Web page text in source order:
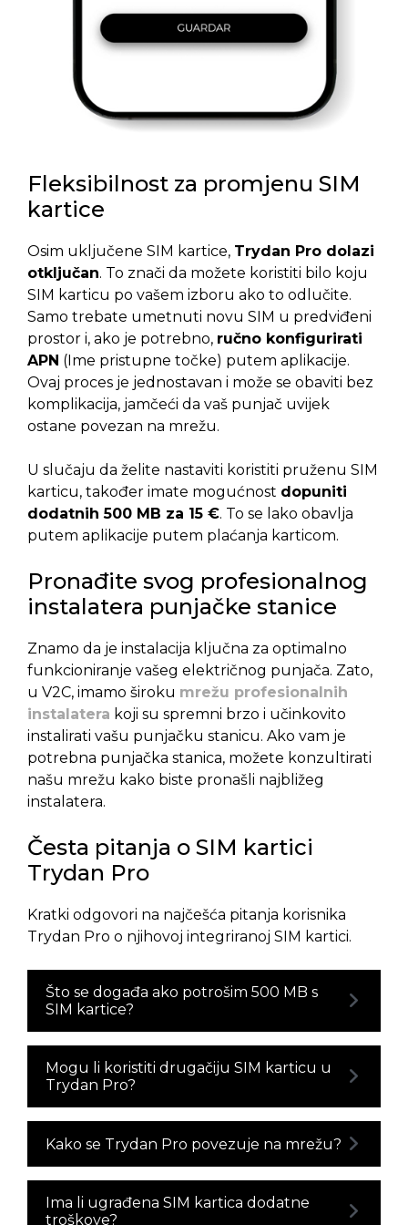
Fleksibilnost za promjenu SIM
kartice
Osim uključene SIM kartice, Trydan Pro dolazi
otključan. To znači da možete koristiti bilo koju
SIM karticu po vašem izboru ako to odlučite.
Samo trebate umetnuti novu SIM u predviđeni
prostor i, ako je potrebno, ručno konfigurirati
APN (Ime pristupne točke) putem aplikacije.
Ovaj proces je jednostavan i može se obaviti bez
komplikacija, jamčeći da vaš punjač uvijek
ostane povezan na mrežu.
U slučaju da želite nastaviti koristiti pruženu SIM
karticu, također imate mogućnost dopuniti
dodatnih 500 MB za 15 €. To se lako obavlja
putem aplikacije putem plaćanja karticom.
Pronađite svog profesionalnog
instalatera punjačke stanice
Znamo da je instalacija ključna za optimalno
funkcioniranje vašeg električnog punjača. Zato,
u V2C, imamo široku mrežu profesionalnih
instalatera koji su spremni brzo i učinkovito
instalirati vašu punjačku stanicu. Ako vam je
potrebna punjačka stanica, možete konzultirati
našu mrežu kako biste pronašli najbližeg
instalatera.
Česta pitanja o SIM kartici
Trydan Pro
Kratki odgovori na najčešća pitanja korisnika
Trydan Pro o njihovoj integriranoj SIM kartici.
Što se događa ako potrošim 500 MB s
SIM kartice?
Mogu li koristiti drugačiju SIM karticu u
Trydan Pro?
Kako se Trydan Pro povezuje na mrežu?
Ima li ugrađena SIM kartica dodatne
troškove?